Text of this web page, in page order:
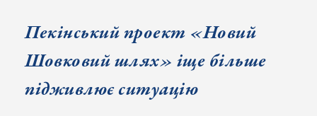
Пекінський проект «Новий
Шовковий шлях» іще більше
підживлює ситуацію